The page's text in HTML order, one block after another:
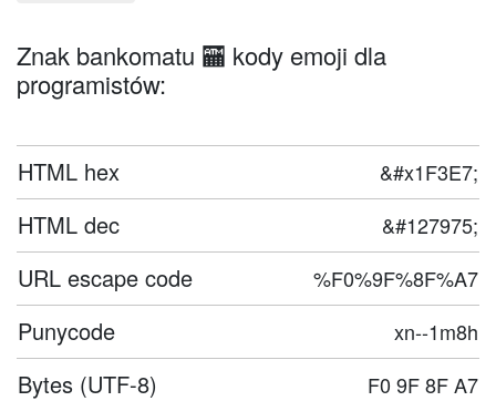
Znak bankomatu 🏧 kody emoji dla
programistów:
HTML hex &#x1F3E7;
HTML dec &#127975;
URL escape code %F0%9F%8F%A7
Punycode xn--1m8h
Bytes (UTF-8) F0 9F 8F A7